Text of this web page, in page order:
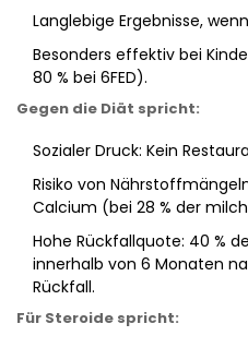
Langlebige Ergebnisse,
Besonders effektiv bei
80 % bei 6FED).
Gegen die Diät spricht:
Sozialer Druck: Kein
Risiko von
Calcium (bei 28 % der
Hohe Rückfallquote: 40 %
innerhalb von 6 Monaten
Rückfall.
Für Steroide spricht: